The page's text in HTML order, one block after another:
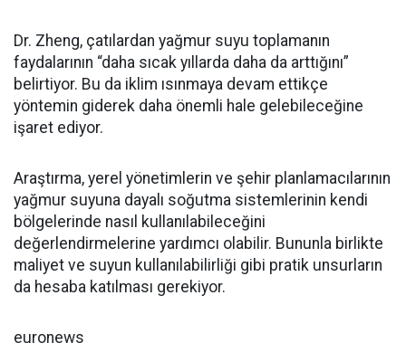
Dr. Zheng, çatılardan yağmur suyu toplamanın
faydalarının “daha sıcak yıllarda daha da arttığını”
belirtiyor. Bu da iklim ısınmaya devam ettikçe
yöntemin giderek daha önemli hale gelebileceğine
işaret ediyor.
Araştırma, yerel yönetimlerin ve şehir planlamacılarının
yağmur suyuna dayalı soğutma sistemlerinin kendi
bölgelerinde nasıl kullanılabileceğini
değerlendirmelerine yardımcı olabilir. Bununla birlikte
maliyet ve suyun kullanılabilirliği gibi pratik unsurların
da hesaba katılması gerekiyor.
euronews